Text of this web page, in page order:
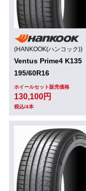
(HANKOOK(ハンコック))
Ventus Prime4 K135
195/60R16
ホイールセット販売価格
130,100円
税込/4本